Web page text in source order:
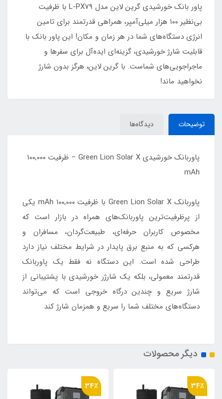
پاور بانک خورشیدی گرین لاین مدل L-PX79 با ظرفیت
بی‌نظیر ۱۰۰ هزار میلی‌آمپر، همراهی قدرتمند برای تامین
انرژی دستگاه‌های شما در هر زمان و مکان! این پاور بانک با
قابلیت شارژ خورشیدی، گزینه‌ای ایده‌آل برای سفرها و
ماجراجویی‌های شماست. با گرین لاین، هرگز بدون شارژ
نخواهید ماند!
توضیحات دیدگاه‌ها
پاوربانک خورشیدی Green Lion Solar X – ظرفیت ۱۰۰,۰۰۰
mAh
پاوربانک Green Lion Solar X با ظرفیت ۱۰۰,۰۰۰ mAh یکی
از پرظرفیت‌ترین پاوربانک‌های همراه در بازار است که
مخصوص کاربران حرفه‌ای، طبیعت‌گردان، مسافران و
هرکسی که به منبع برق پایدار در شرایط مختلف نیاز دارد
طراحی شده است. این دستگاه نه فقط یک پاوربانک
قدرتمند معمولی، بلکه یک شارژر خورشیدی با پشتیبانی از
شارژ سریع و چندین درگاه خروجی است که می‌تواند
دستگاه‌های مختلف شما را سریع و همزمان شارژ کند
دیگر محصولات
34٪ 34٪